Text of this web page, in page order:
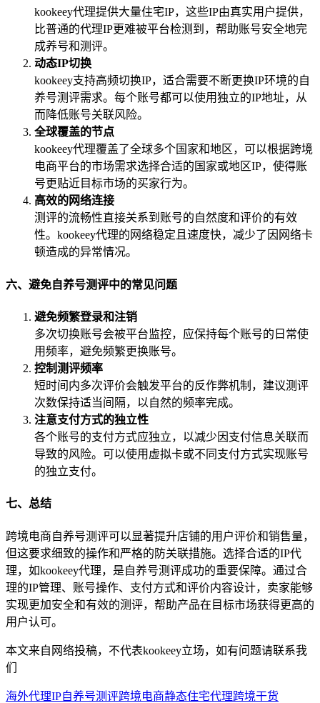
kookeey代理提供大量住宅IP，这些IP由真实用户提供，
比普通的代理IP更难被平台检测到，帮助账号安全地完
成养号和测评。
动态IP切换
kookeey支持高频切换IP，适合需要不断更换IP环境的自
养号测评需求。每个账号都可以使用独立的IP地址，从
而降低账号关联风险。
全球覆盖的节点
kookeey代理覆盖了全球多个国家和地区，可以根据跨境
电商平台的市场需求选择合适的国家或地区IP，使得账
号更贴近目标市场的买家行为。
高效的网络连接
测评的流畅性直接关系到账号的自然度和评价的有效
性。kookeey代理的网络稳定且速度快，减少了因网络卡
顿造成的异常情况。
六、避免自养号测评中的常见问题
避免频繁登录和注销
多次切换账号会被平台监控，应保持每个账号的日常使
用频率，避免频繁更换账号。
控制测评频率
短时间内多次评价会触发平台的反作弊机制，建议测评
次数保持适当间隔，以自然的频率完成。
注意支付方式的独立性
各个账号的支付方式应独立，以减少因支付信息关联而
导致的风险。可以使用虚拟卡或不同支付方式实现账号
的独立支付。
七、总结
跨境电商自养号测评可以显著提升店铺的用户评价和销售量，
但这要求细致的操作和严格的防关联措施。选择合适的IP代
理，如kookeey代理，是自养号测评成功的重要保障。通过合
理的IP管理、账号操作、支付方式和评价内容设计，卖家能够
实现更加安全和有效的测评，帮助产品在目标市场获得更高的
用户认可。
本文来自网络投稿，不代表kookeey立场，如有问题请联系我
们
海外代理IP自养号测评跨境电商静态住宅代理跨境干货